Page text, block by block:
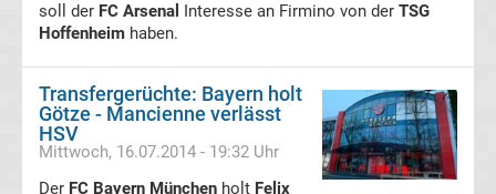
Dresden
Transfergerüchte
Eintracht
Braunschweig
soll der FC Arsenal Interesse an Firmino von der TSG
Hoffenheim haben.
Transfergerüchte: Bayern holt
Götze - Mancienne verlässt
HSV
Mittwoch, 16.07.2014 - 19:32 Uhr
Der FC Bayern München holt Felix